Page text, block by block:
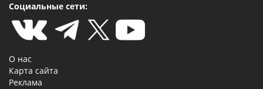
Социальные сети:
О нас
Карта сайта
Реклама